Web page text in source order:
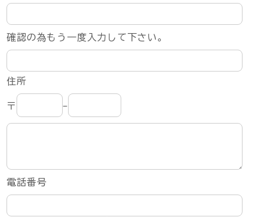
確認の為もう一度入力して下さい。
住所
〒 -
電話番号